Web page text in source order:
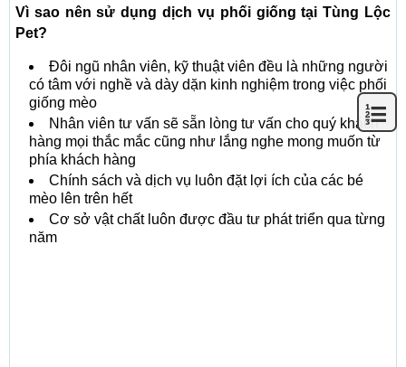
Vì sao nên sử dụng dịch vụ phối giống tại Tùng Lộc
Pet?
Đôi ngũ nhân viên, kỹ thuật viên đều là những người
có tâm với nghề và dày dặn kinh nghiệm trong việc phối
giống mèo
Nhân viên tư vấn sẽ sẵn lòng tư vấn cho quý khách
hàng mọi thắc mắc cũng như lắng nghe mong muốn từ
phía khách hàng
Chính sách và dịch vụ luôn đặt lợi ích của các bé
mèo lên trên hết
Cơ sở vật chất luôn được đầu tư phát triển qua từng
năm